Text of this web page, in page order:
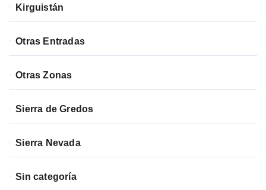
Kirguistán
Otras Entradas
Otras Zonas
Sierra de Gredos
Sierra Nevada
Sin categoría